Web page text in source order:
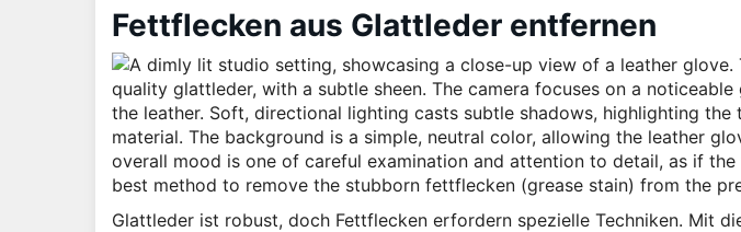
Fettflecken aus Glattleder entfernen
Glattleder ist robust, doch Fettflecken erfordern spezielle Techniken. Mit